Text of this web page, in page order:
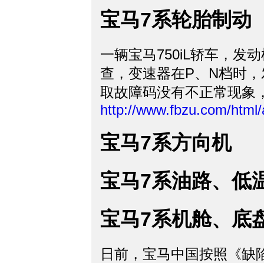
宝马7系轮胎制动
一辆宝马750iL轿车，发
查，变速器在P、N档时
取故障码没有不正常现象
http://www.fbzu.com/
宝马7系方向机
宝马7系油路、低
宝马7系机舱、底
日前，宝马中国按照《